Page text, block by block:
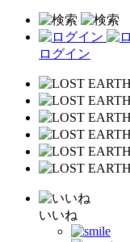
ログイン
いいね